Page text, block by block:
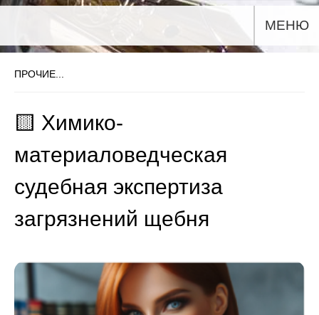
МЕНЮ
ПРОЧИЕ...
🟨 Химико-
материаловедческая
судебная экспертиза
загрязнений щебня